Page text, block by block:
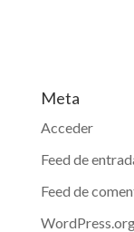
Meta
Acceder
Feed de
Feed de